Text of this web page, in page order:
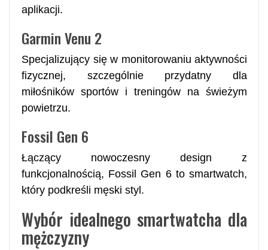
aplikacji.
Garmin Venu 2
Specjalizujący się w monitorowaniu aktywności
fizycznej, szczególnie przydatny dla
miłośników sportów i treningów na świeżym
powietrzu.
Fossil Gen 6
Łączący nowoczesny design z
funkcjonalnością, Fossil Gen 6 to smartwatch,
który podkreśli męski styl.
Wybór idealnego smartwatcha dla
mężczyzny